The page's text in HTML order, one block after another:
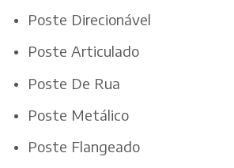
Poste Direcionável
Poste Articulado
Poste De Rua
Poste Metálico
Poste Flangeado